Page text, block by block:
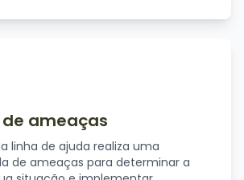
ameaças
linha de ajuda realiza uma
de ameaças para determinar a